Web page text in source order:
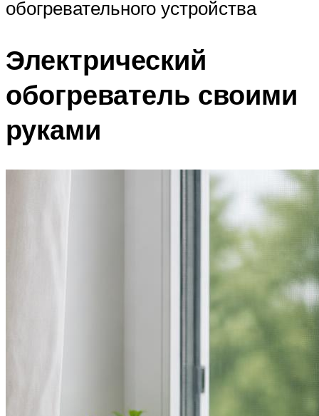
обогревательного устройства
Электрический
обогреватель своими
руками